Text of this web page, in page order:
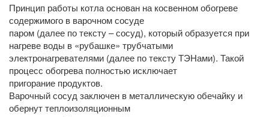
Принцип работы котла основан на косвенном обогреве
содержимого в варочном сосуде
паром (далее по тексту – сосуд), который образуется при
нагреве воды в «рубашке» трубчатыми
электронагревателями (далее по тексту ТЭНами). Такой
процесс обогрева полностью исключает
пригорание продуктов.
Варочный сосуд заключен в металлическую обечайку и
обернут теплоизоляционным